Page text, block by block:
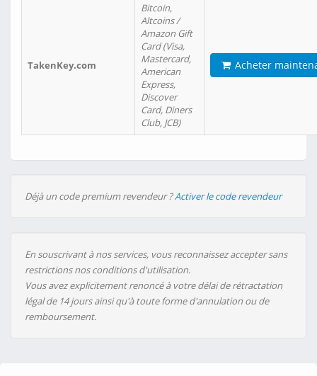
TakenKey.com
Bitcoin,
Altcoins /
Amazon Gift
Card (Visa,
Mastercard,
American
Express,
Discover
Card, Diners
Club, JCB)
Acheter
Déjà un code premium revendeur ?Activer le code revendeur
En souscrivant à nos services, vous reconnaissez accepter sans
restrictions nos conditions d'utilisation.
Vous avez explicitement renoncé à votre délai de rétractation
légal de 14 jours ainsi qu'à toute forme d'annulation ou de
remboursement.